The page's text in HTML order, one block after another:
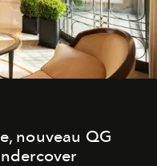
nouveau QG